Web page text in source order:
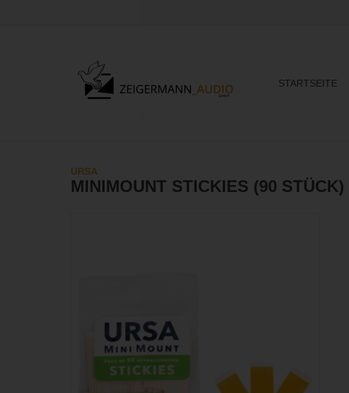
STARTSEITE
URSA
MINIMOUNT STICKIES (90 STÜCK)